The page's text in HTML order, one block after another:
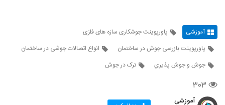
آموزشی
پاورپوینت جوشکاری سازه های فلزی
پاورپوینت بازرسی جوش در ساختمان
انواع اتصالات جوشی در ساختمان
جوش و جوش پذيري
ترک در جوش
۳۰۳
آموزشی